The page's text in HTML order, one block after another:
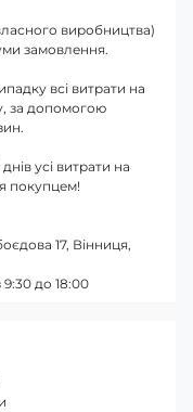
виробництва)
замовлення.
всі витрати на
за допомогою
усі витрати на
покупцем!
17, Вінниця,
9:30 до 18:00